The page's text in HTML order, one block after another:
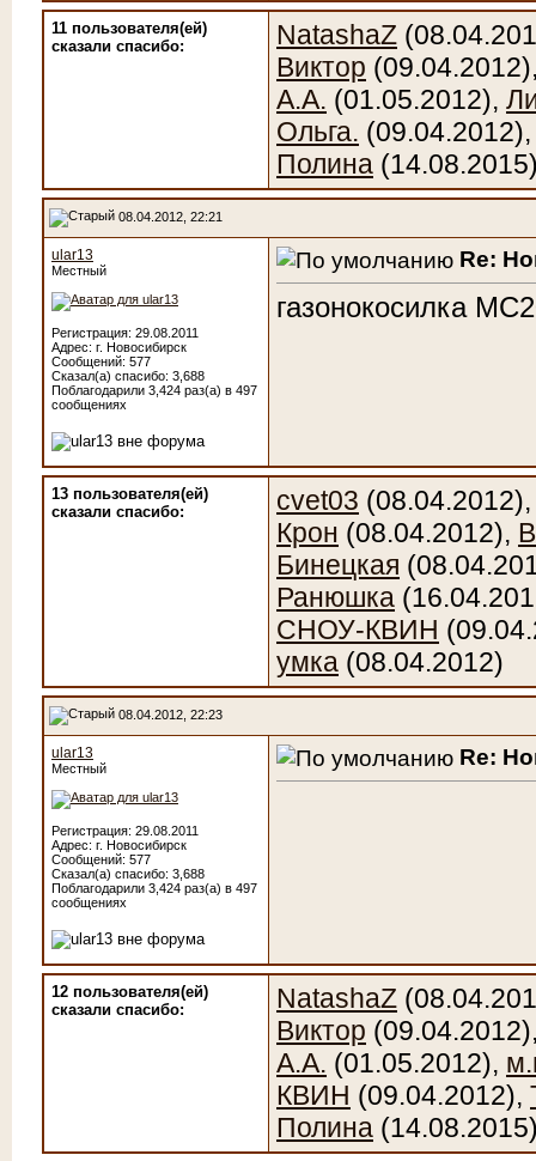
11 пользователя(ей)
сказали cпасибо:
NatashaZ
Виктор
А.А. (01.05.2012),
Ольга.
Полина
08.04.2012, 22:21
ular13
Местный
Регистрация: 29.08.2011
Адрес: г. Новосибирск
Сообщений: 577
Сказал(а) спасибо: 3,688
Поблагодарили 3,424 раз(а) в 497
сообщениях
Re:
газонокосилка
13 пользователя(ей)
сказали cпасибо:
cvet03
Крон (08.04.2012),
Бинецкая
Ранюшка
СНОУ-КВИН
умка (08.04.2012)
08.04.2012, 22:23
ular13
Местный
Регистрация: 29.08.2011
Адрес: г. Новосибирск
Сообщений: 577
Сказал(а) спасибо: 3,688
Поблагодарили 3,424 раз(а) в 497
сообщениях
Re:
12 пользователя(ей)
сказали cпасибо:
NatashaZ
Виктор
А.А. (01.05.2012),
КВИН (09.04.2012),
Полина